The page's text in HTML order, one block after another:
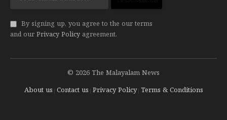
By signing up, you agree to the our terms
and our Privacy Policy agreement.
© 2026 The Malayalam News
About us Contact us Privacy Policy Terms & Conditions